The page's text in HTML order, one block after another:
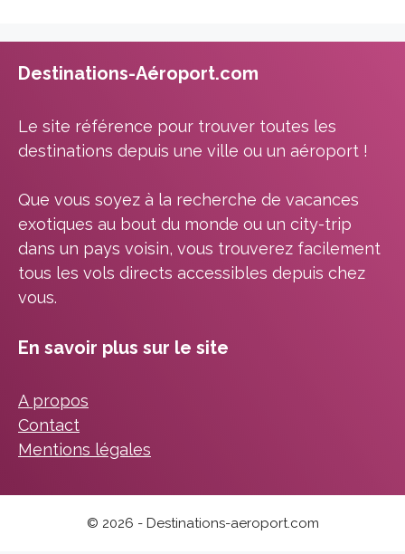
Destinations-Aéroport.com
Le site référence pour trouver toutes les
destinations depuis une ville ou un aéroport !
Que vous soyez à la recherche de vacances
exotiques au bout du monde ou un city-trip
dans un pays voisin, vous trouverez facilement
tous les vols directs accessibles depuis chez
vous.
En savoir plus sur le site
A propos
Contact
Mentions légales
© 2026 - Destinations-aeroport.com